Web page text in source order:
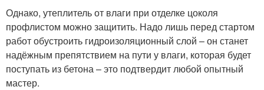
Однако, утеплитель от влаги при отделке цоколя
профлистом можно защитить. Надо лишь перед стартом
работ обустроить гидроизоляционный слой – он станет
надёжным препятствием на пути у влаги, которая будет
поступать из бетона – это подтвердит любой опытный
мастер.